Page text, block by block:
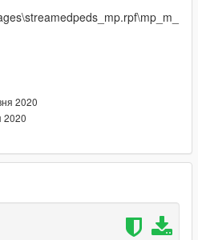
2020
2020